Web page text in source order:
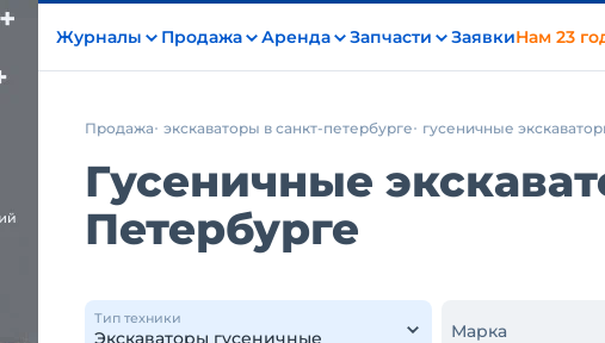
Журналы Продажа Аренда Запчасти ЗаявкиНам 23
Продажа экскаваторы в санкт-петербурге гусеничные
Гусеничные
Петербурге
Тип техники
Марка